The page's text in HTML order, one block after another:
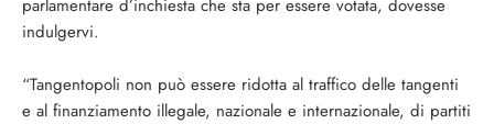
parlamentare d’inchiesta che sta per essere votata, dovesse
indulgervi.
“Tangentopoli non può essere ridotta al traffico delle tangenti
e al finanziamento illegale, nazionale e internazionale, di partiti